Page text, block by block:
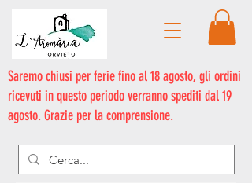
Saremo chiusi per ferie fino al 18 agosto, gli ordini
ricevuti in questo periodo verranno spediti dal 19
agosto. Grazie per la comprensione.